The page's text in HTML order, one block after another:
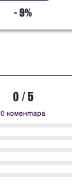
- 9%
0 / 5
0 коментара